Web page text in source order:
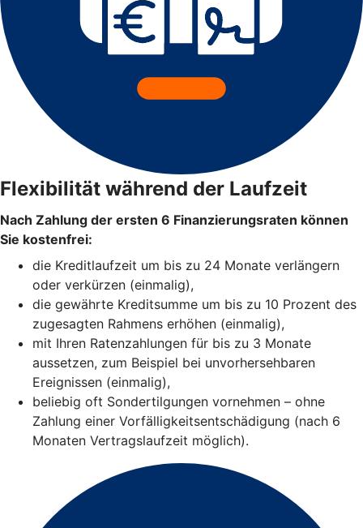
Flexibilität während der Laufzeit
Nach Zahlung der ersten 6 Finanzierungsraten können
Sie kostenfrei:
die Kreditlaufzeit um bis zu 24 Monate verlängern
oder verkürzen (einmalig),
die gewährte Kreditsumme um bis zu 10 Prozent des
zugesagten Rahmens erhöhen (einmalig),
mit Ihren Ratenzahlungen für bis zu 3 Monate
aussetzen, zum Beispiel bei unvorhersehbaren
Ereignissen (einmalig),
beliebig oft Sondertilgungen vornehmen – ohne
Zahlung einer Vorfälligkeitsentschädigung (nach 6
Monaten Vertragslaufzeit möglich).